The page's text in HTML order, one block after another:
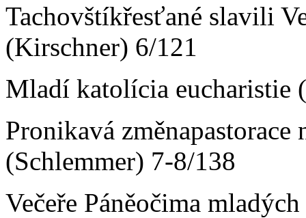
Tachovštíkřesťané slavili
(Kirschner) 6/121
Mladí katolícia eucharistie
Pronikavá změnapastorace
(Schlemmer) 7-8/138
Večeře Páněočima